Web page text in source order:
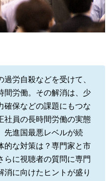
労自殺などを受けて、
間労働。その解消は、少
確保などの課題にもつな
社員の長時間労働の実態
先進国最悪レベルが続
的な対策は？専門家と市
らに視聴者の質問に専門
消に向けたヒントが盛り